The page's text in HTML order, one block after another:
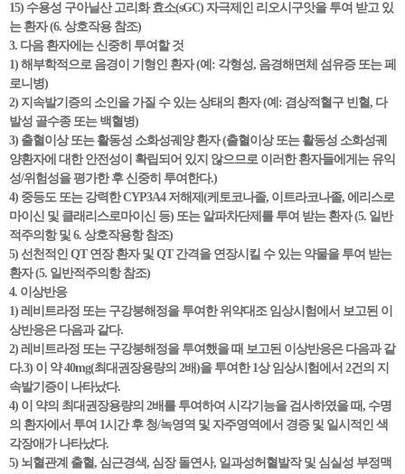
15) 수용성 구아닐산 고리화 효소(sGC) 자극제인 리오시구앗을 투여 받고 있
는 환자 (6. 상호작용 참조)
3. 다음 환자에는 신중히 투여할 것
1) 해부학적으로 음경이 기형인 환자 (예: 각형성, 음경해면체 섬유증 또는 페
로니병)
2) 지속발기증의 소인을 가질 수 있는 상태의 환자 (예: 겸상적혈구 빈혈, 다
발성 골수종 또는 백혈병)
3) 출혈이상 또는 활동성 소화성궤양 환자 (출혈이상 또는 활동성 소화성궤
양환자에 대한 안전성이 확립되어 있지 않으므로 이러한 환자들에게는 유익
성/위험성을 평가한 후 신중히 투여한다.)
4) 중등도 또는 강력한 CYP3A4 저해제(케토코나졸, 이트라코나졸, 에리스로
마이신 및 클래리스로마이신 등) 또는 알파차단제를 투여 받는 환자 (5. 일반
적주의항 및 6. 상호작용항 참조)
5) 선천적인 QT 연장 환자 및 QT 간격을 연장시킬 수 있는 약물을 투여 받는
환자 (5. 일반적주의항 참조)
4. 이상반응
1) 레비트라정 또는 구강붕해정을 투여한 위약대조 임상시험에서 보고된 이
상반응은 다음과 같다.
2) 레비트라정 또는 구강붕해정을 투여했을 때 보고된 이상반응은 다음과 같
다.3) 이 약 40mg(최대권장용량의 2배)을 투여한 1상 임상시험에서 2건의 지
속발기증이 나타났다.
4) 이 약의 최대권장용량의 2배를 투여하여 시각기능을 검사하였을 때, 수명
의 환자에서 투여 1시간 후 청/녹영역 및 자주영역에서 경증 및 일시적인 색
각장애가 나타났다.
5) 뇌혈관계 출혈, 심근경색, 심장 돌연사, 일과성허혈발작 및 심실성 부정맥